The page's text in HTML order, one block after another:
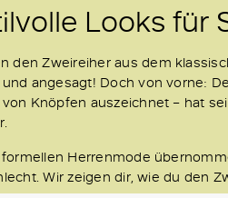
Looks für
den Zweireiher aus dem
angesagt! Doch von vorne:
Knöpfen auszeichnet – hat
Herrenmode
Wir zeigen dir, wie du den